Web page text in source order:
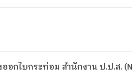
กใบกระท่อม สำนักงาน ป.ป.ส.